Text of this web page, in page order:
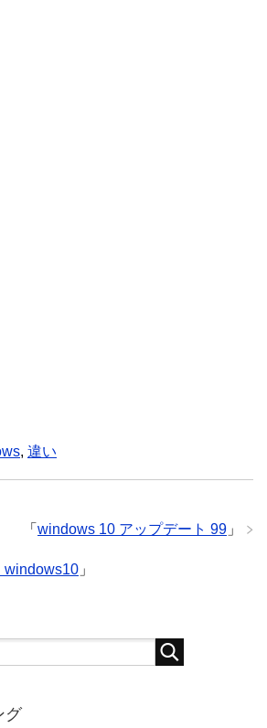
, 違い
「 windows 10 アップデート 99 」
windows10 」
グ